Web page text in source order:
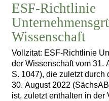
ESF-Richtlinie
Wissenschaft
Vollzitat: ESF-Richtlinie
der Wissenschaft vom 31.
S. 1047), die zuletzt durch
30. August 2022
ist, zuletzt enthalten in der